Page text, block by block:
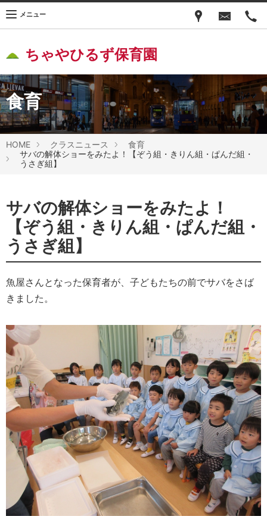
ちゃやひるず保育園
メニュー
食育
HOME クラスニュース
食育
サバの解体ショーをみたよ！【ぞう組・きりん組・ぱんだ組・
うさぎ組】
サバの解体ショーをみたよ！
【ぞう組・きりん組・ぱんだ組・
うさぎ組】
魚屋さんとなった保育者が、子どもたちの前でサバをさば
きました。